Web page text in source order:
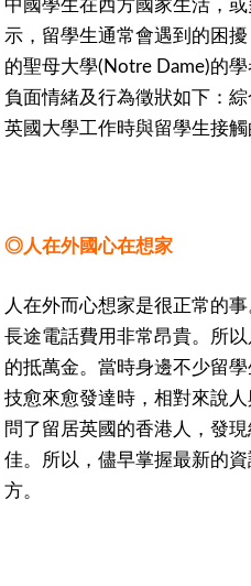
中國學生在西方國家生活，
示，留學生通常會遇到的困
的聖母大學(Notre Dame)的
負面情緒及行為徵狀如下：
英國大學工作時與留學生接
◎人在外國心在想家
人在外而心想家是很正常的
長途電話費用非常昂貴。所
的抵萬金。當時身邊不少留
技愈來愈發達時，相對來說
問了留居英國的香港人，發
佳。所以，儘早掌握最新的
方。